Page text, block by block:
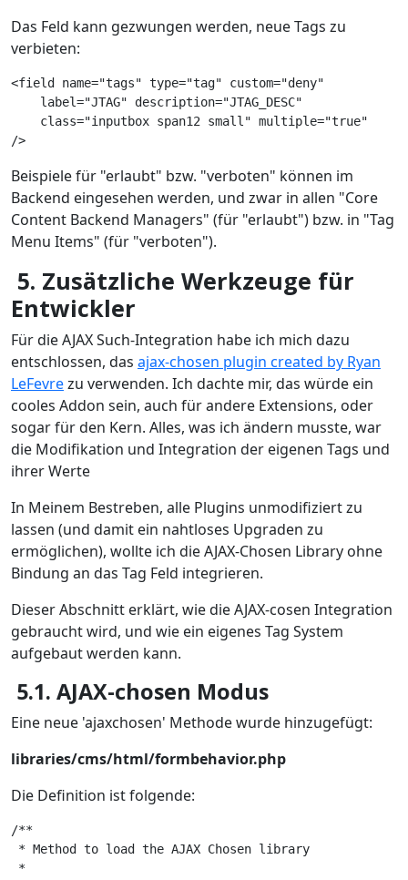
Das Feld kann gezwungen werden, neue Tags zu
verbieten:
<field name="tags" type="tag" custom="deny"
    label="JTAG" description="JTAG_DESC"
    class="inputbox span12 small" multiple="true"
/>
Beispiele für "erlaubt" bzw. "verboten" können im
Backend eingesehen werden, und zwar in allen "Core
Content Backend Managers" (für "erlaubt") bzw. in "Tag
Menu Items" (für "verboten").
5. Zusätzliche Werkzeuge für
Entwickler
Für die AJAX Such-Integration habe ich mich dazu
entschlossen, das ajax-chosen plugin created by Ryan
LeFevrezu verwenden. Ich dachte mir, das würde ein
cooles Addon sein, auch für andere Extensions, oder
sogar für den Kern. Alles, was ich ändern musste, war
die Modifikation und Integration der eigenen Tags und
ihrer Werte
In Meinem Bestreben, alle Plugins unmodifiziert zu
lassen (und damit ein nahtloses Upgraden zu
ermöglichen), wollte ich die AJAX-Chosen Library ohne
Bindung an das Tag Feld integrieren.
Dieser Abschnitt erklärt, wie die AJAX-cosen Integration
gebraucht wird, und wie ein eigenes Tag System
aufgebaut werden kann.
5.1. AJAX-chosen Modus
Eine neue 'ajaxchosen' Methode wurde hinzugefügt:
libraries/cms/html/formbehavior.php
Die Definition ist folgende:
/**
* Method to load the AJAX Chosen library
*